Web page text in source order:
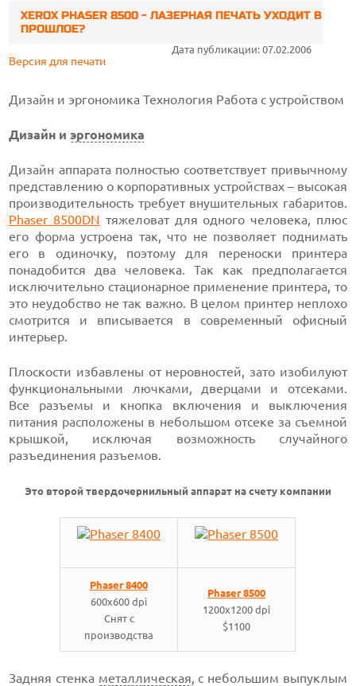
XEROX PHASER 8500 - ЛАЗЕРНАЯ ПЕЧАТЬ УХОДИТ В
ПРОШЛОЕ?
Дата публикации: 07.02.2006
Версия для печати
Дизайн и эргономика Технология Работа с устройством
Дизайн иэргономика
Дизайн аппарата полностью соответствует привычному
представлению о корпоративных устройствах – высокая
производительность требует внушительных габаритов.
Phaser 8500DN тяжеловатдля одного человека, плюс
его форма устроена так, что не позволяет поднимать
его в одиночку, поэтому для переноски принтера
понадобится два человека. Так как предполагается
исключительно стационарное применение принтера, то
это неудобство не так важно. В целом принтер неплохо
смотрится и вписывается в современный офисный
интерьер.
Плоскости избавлены от неровностей, зато изобилуют
функциональными лючками, дверцами и отсеками.
Все разъемы и кнопка включения и выключения
питания расположены в небольшом отсеке за съемной
крышкой, исключая возможность случайного
разъединения разъемов.
Это второй твердочернильный аппарат на счету компании
Phaser 8400
600х600 dpi
Снят с
производства
Phaser 8500
1200х1200 dpi
$1100
Задняя стенка металлическая, с небольшим выпуклым